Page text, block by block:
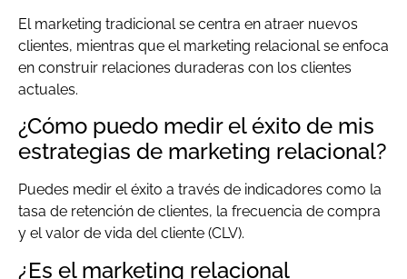
El marketing tradicional se centra en atraer nuevos
clientes, mientras que el marketing relacional se enfoca
en construir relaciones duraderas con los clientes
actuales.
¿Cómo puedo medir el éxito de mis
estrategias de marketing relacional?
Puedes medir el éxito a través de indicadores como la
tasa de retención de clientes, la frecuencia de compra
y el valor de vida del cliente (CLV).
¿Es el marketing relacional